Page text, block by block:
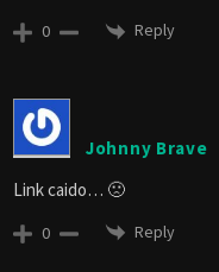
0 Reply
Johnny Brave
Link caido… 🙁
0 Reply